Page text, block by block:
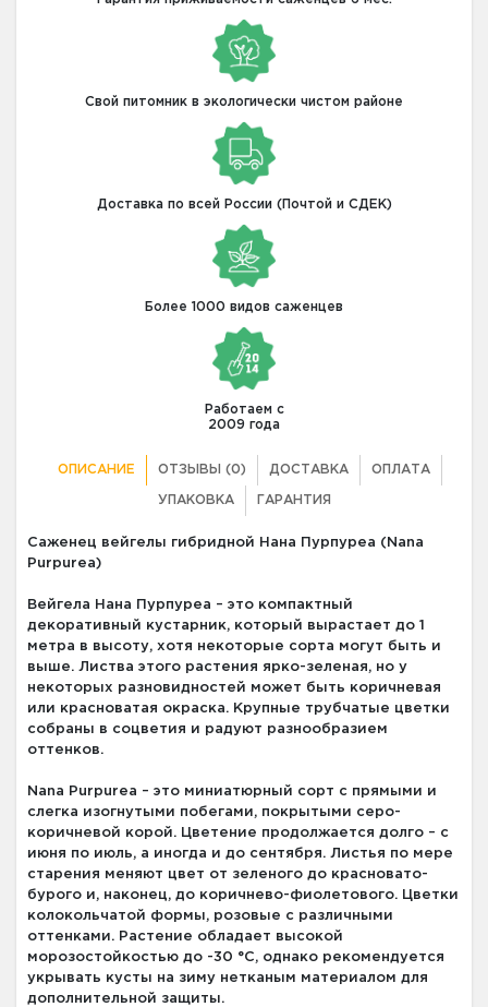
Свой питомник в экологически чистом районе
Доставка по всей России (Почтой и СДЕК)
Более 1000 видов саженцев
Работаем с
2009 года
ОПИСАНИЕ ОТЗЫВЫ (0) ДОСТАВКА ОПЛАТА
УПАКОВКА ГАРАНТИЯ
Саженец вейгелы гибридной Нана Пурпуреа (Nana
Purpurea)
Вейгела Нана Пурпуреа – это компактный
декоративный кустарник, который вырастает до 1
метра в высоту, хотя некоторые сорта могут быть и
выше. Листва этого растения ярко-зеленая, но у
некоторых разновидностей может быть коричневая
или красноватая окраска. Крупные трубчатые цветки
собраны в соцветия и радуют разнообразием
оттенков.
Nana Purpurea – это миниатюрный сорт с прямыми и
слегка изогнутыми побегами, покрытыми серо-
коричневой корой. Цветение продолжается долго – с
июня по июль, а иногда и до сентября. Листья по мере
старения меняют цвет от зеленого до красновато-
бурого и, наконец, до коричнево-фиолетового. Цветки
колокольчатой формы, розовые с различными
оттенками. Растение обладает высокой
морозостойкостью до -30 °С, однако рекомендуется
укрывать кусты на зиму нетканым материалом для
дополнительной защиты.